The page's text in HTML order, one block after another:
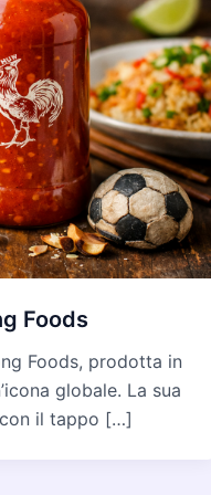
Foods
Foods, prodotta in
globale. La sua
il tappo […]